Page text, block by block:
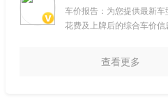
车价报告：为您提供最新车
花费及上牌后的综合车价信
查看更多